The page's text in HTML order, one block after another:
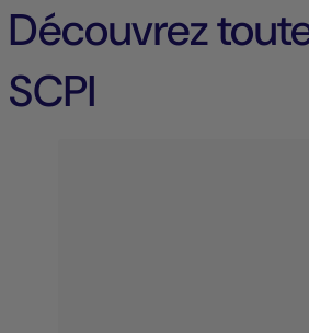
Découvrez
SCPI